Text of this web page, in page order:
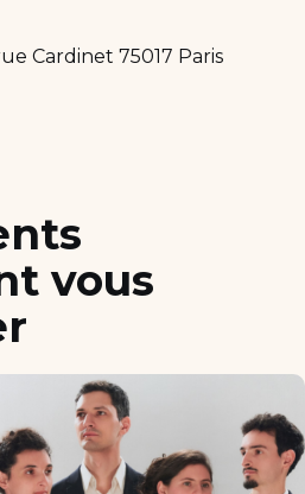
Cardinet 75017 Paris
vous